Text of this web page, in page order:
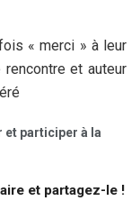
« merci » à leur
et auteur
et participer à la
et partagez-le !